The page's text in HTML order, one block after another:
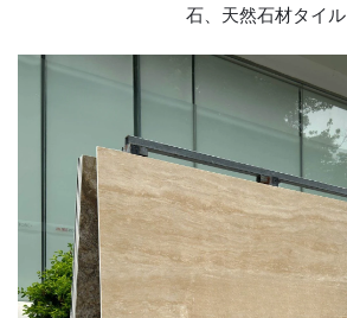
石、天然石材タイル